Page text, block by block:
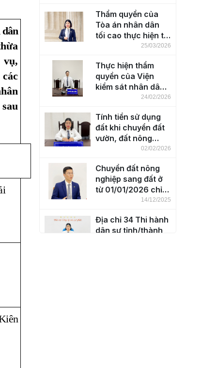
phạt
Thẩm quyền của
Tòa án nhân dân
tối cao thực hiện từ
25/03/2026
Thực hiện thẩm
quyền của Viện
kiểm sát nhân dân
các cấp từ 01-07-
24/02/2026
Tính tiền sử dụng
đất khi chuyển đất
vườn, đất nông
nghiệp sang đất ở
02/02/2026
Chuyển đất nông
nghiệp sang đất ở
từ 01/01/2026 chỉ
còn phải nộp 30%
14/12/2025
Địa chỉ 34 Thi hành
dân sự tỉnh/thành